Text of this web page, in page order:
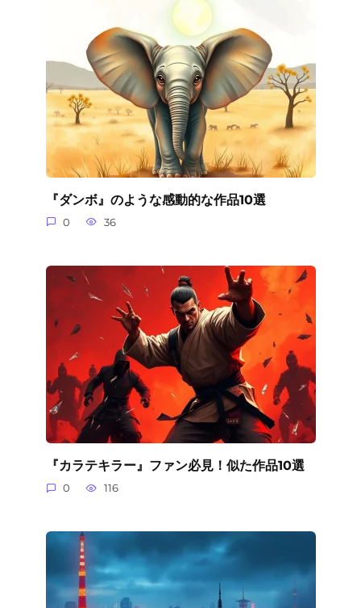
『ダンボ』のような感動的な作品10選
0 36
『カラテキラー』ファン必見！似た作品10選
0 116